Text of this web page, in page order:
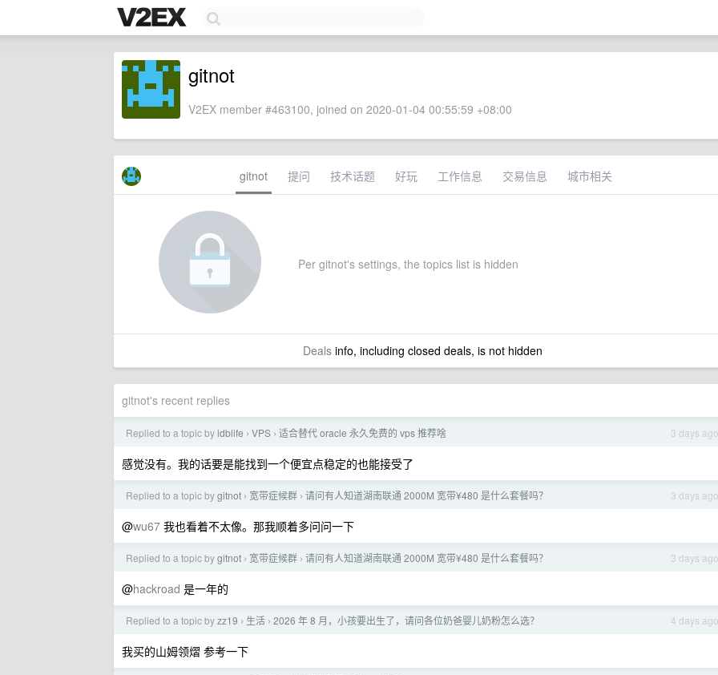
gitnot
V2EX member #463100, joined on 2020-01-04 00:55:59 +08:00
gitnot 提问 技术话题 好玩 工作信息 交易信息 城市相关
Per gitnot's settings, the topics list is hidden
Dealsinfo, including closed deals, is not hidden
gitnot's recent replies
3 days ago
Replied to a topic byidblife › VPS › 适合替代 oracle 永久免费的 vps 推荐啥
感觉没有。我的话要是能找到一个便宜点稳定的也能接受了
3 days ago
Replied to a topic bygitnot › 宽带症候群 › 请问有人知道湖南联通 2000M 宽带¥480 是什么套餐吗？
@wu67 我也看着不太像。那我顺着多问问一下
3 days ago
Replied to a topic bygitnot › 宽带症候群 › 请问有人知道湖南联通 2000M 宽带¥480 是什么套餐吗？
@hackroad 是一年的
4 days ago
Replied to a topic byzz19 › 生活 › 2026 年 8 月，小孩要出生了，请问各位奶爸婴儿奶粉怎么选？
我买的山姆领熠 参考一下